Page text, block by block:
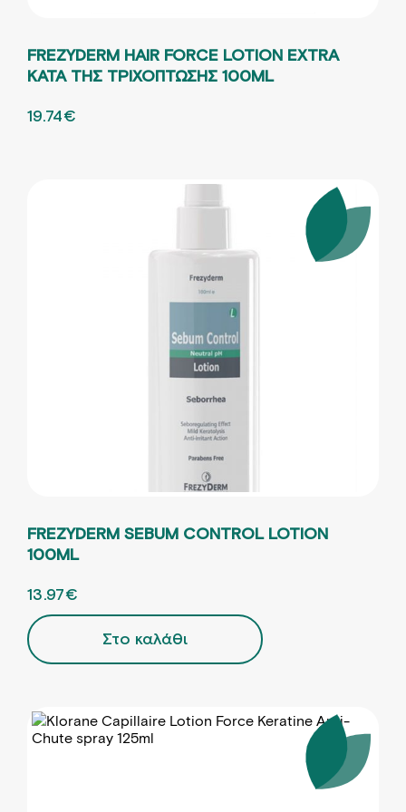
FREZYDERM HAIR FORCE LOTION EXTRA
ΚΑΤΑ ΤΗΣ ΤΡΙΧΟΠΤΩΣΗΣ 100ML
ORIGINAL PRICE WAS: 26.32€.
19.74€
FREZYDERM SEBUM CONTROL LOTION
100ML
ORIGINAL PRICE WAS: 19.95€.
13.97€
Στο καλάθι